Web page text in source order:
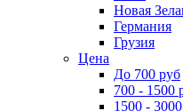
Новая
Германия
Грузия
Цена
До 700 руб
700 - 1500
1500 -